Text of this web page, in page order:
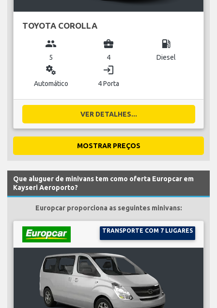
TOYOTA COROLLA
group
5
business_center
4
local_gas_station
Diesel
miscellaneous_services
Automático
login
4 Porta
VER DETALHES...
MOSTRAR PREÇOS
Que aluguer de minivans tem como oferta Europcar em
Kayseri Aeroporto?
Europcar proporciona as seguintes minivans:
TRANSPORTE COM 7 LUGARES